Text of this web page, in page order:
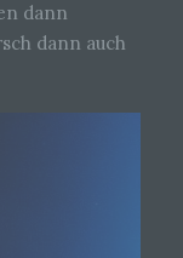
dann
dann auch